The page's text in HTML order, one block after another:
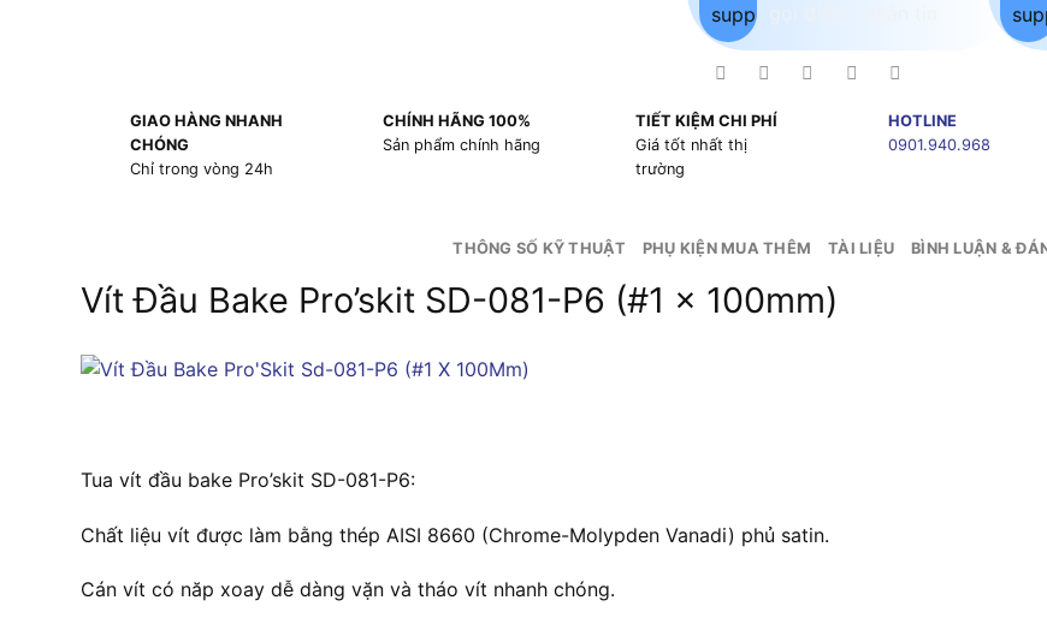
GIAO HÀNG NHANH
CHÓNG
Chỉ trong vòng 24h
CHÍNH HÃNG 100%
Sản phẩm chính hãng
TIẾT KIỆM CHI PHÍ
Giá tốt nhất thị
trường
HOTLINE
0901.940.968
THÔNG SỐ KỸ THUẬT PHỤ KIỆN MUA THÊM TÀI LIỆU BÌNH LUẬN &
Vít Đầu Bake Pro’skit SD-081-P6 (#1 x 100mm)
Tua vít đầu bake Pro’skit SD-081-P6:
Chất liệu vít được làm bằng thép AISI 8660 (Chrome-Molypden Vanadi) phủ satin.
Cán vít có năp xoay dễ dàng vặn và tháo vít nhanh chóng.